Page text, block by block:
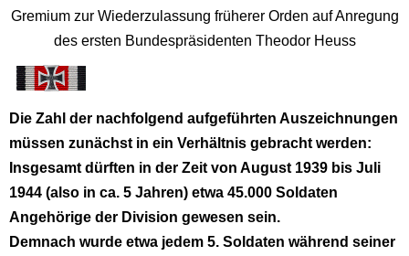
Gremium zur Wiederzulassung früherer Orden auf Anregung
des ersten Bundespräsidenten Theodor Heuss
Die Zahl der nachfolgend aufgeführten Auszeichnungen
müssen zunächst in ein Verhältnis gebracht werden:
Insgesamt dürften in der Zeit von August 1939 bis Juli
1944 (also in ca. 5 Jahren) etwa 45.000 Soldaten
Angehörige der Division gewesen sein.
Demnach wurde etwa jedem 5. Soldaten während seiner